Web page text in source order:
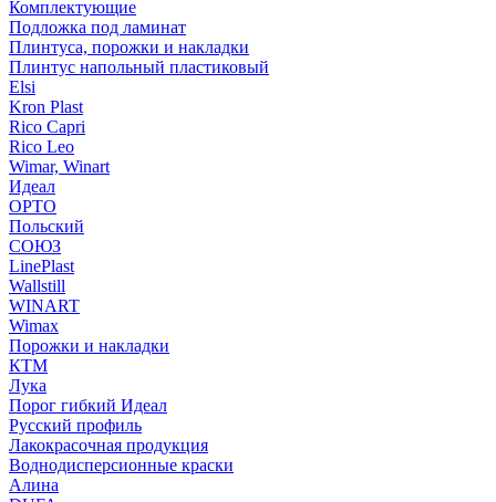
Комплектующие
Подложка под ламинат
Плинтуса, порожки и накладки
Плинтус напольный пластиковый
Elsi
Kron Plast
Rico Capri
Rico Leo
Wimar, Winart
Идеал
ОРТО
Польский
СОЮЗ
LinePlast
Wallstill
WINART
Wimax
Порожки и накладки
КТМ
Лука
Порог гибкий Идеал
Русский профиль
Лакокрасочная продукция
Воднодисперсионные краски
Алина